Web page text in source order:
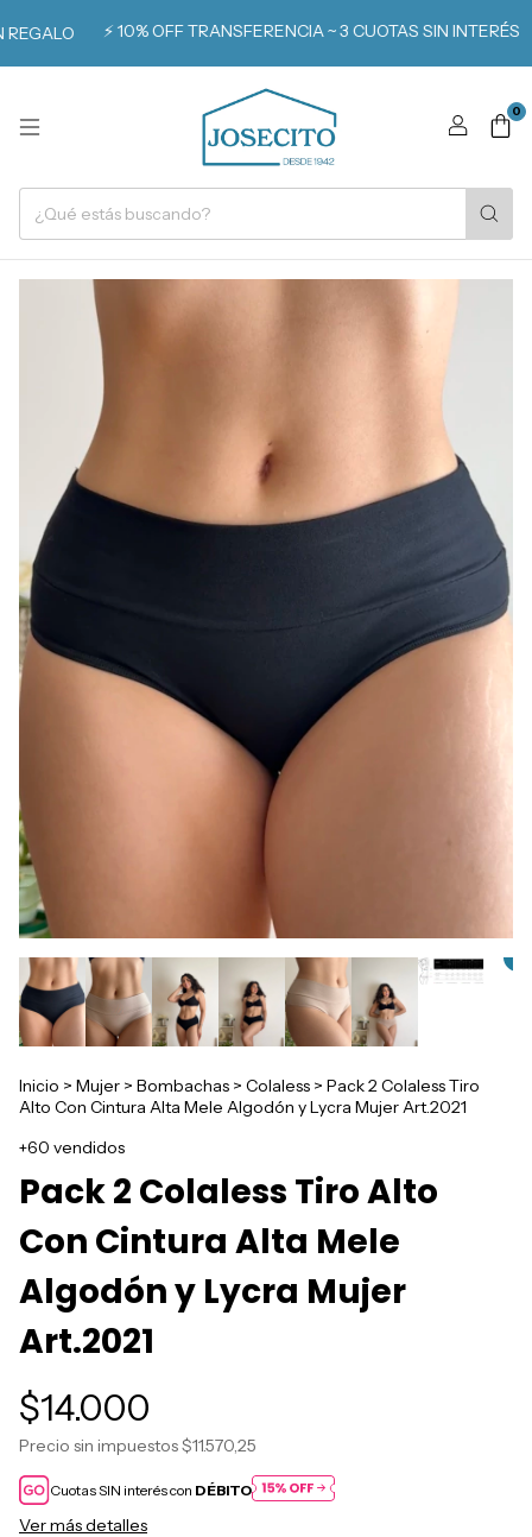
⚡️ 10% OFF TRANSFERENCIA ~ 3 CUOTAS SIN INTERÉS
0
Inicio > Mujer > Bombachas > Colaless > Pack 2 Colaless Tiro
Alto Con Cintura Alta Mele Algodón y Lycra Mujer Art.2021
+60 vendidos
Pack 2 Colaless Tiro Alto
Con Cintura Alta Mele
Algodón y Lycra Mujer
Art.2021
$14.000
Precio sin impuestos$11.570,25
Cuotas SIN interés con DÉBITO
Ver más detalles